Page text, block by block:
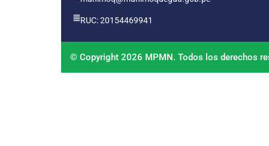
RUC: 20154469941
© Copyright 2026 MPMN. Todos los derechos